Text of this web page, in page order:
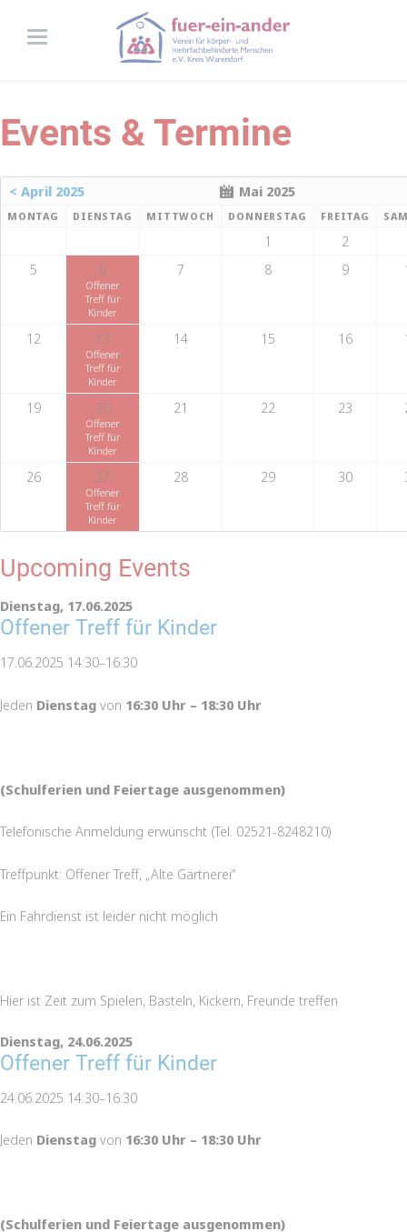
Events & Termine
< April 2025 Mai 2025
MONTAG DIENSTAG MITTWOCH DONNERSTAG FREITAG
1
2
5
6
Offener
Treff für
Kinder
7 8 9
12 13
Offener
Treff für
Kinder
14 15 16
19 20
Offener
Treff für
Kinder
21 22 23
26 27
Offener
Treff für
Kinder
28 29 30
Upcoming Events
Dienstag, 17.06.2025
Offener Treff für Kinder
17.06.2025 14:30–16:30
Jeden Dienstag von 16:30 Uhr – 18:30 Uhr
(Schulferien und Feiertage ausgenommen)
Telefonische Anmeldung erwünscht (Tel. 02521-8248210)
Treffpunkt: Offener Treff, „Alte Gärtnerei“
Ein Fahrdienst ist leider nicht möglich
Hier ist Zeit zum Spielen, Basteln, Kickern, Freunde treffen
Dienstag, 24.06.2025
Offener Treff für Kinder
24.06.2025 14:30–16:30
Jeden Dienstag von 16:30 Uhr – 18:30 Uhr
(Schulferien und Feiertage ausgenommen)